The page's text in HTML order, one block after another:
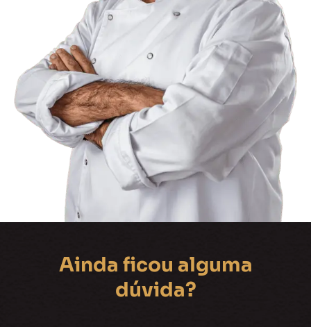
Ainda ficou alguma
dúvida?